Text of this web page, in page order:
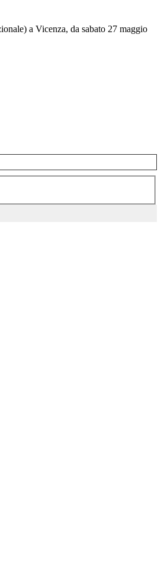
a Vicenza, da sabato 27 maggio